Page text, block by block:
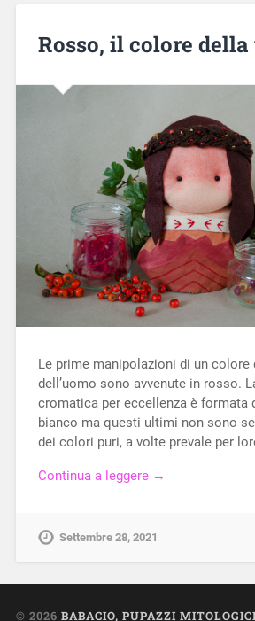
Rosso, il colore
Le prime manipolazioni di un colore
dell’uomo sono avvenute in rosso.
cromatica per eccellenza è formata
bianco ma questi ultimi non sono
dei colori puri, a volte prevale per
Continua a leggere →
Settembre 28, 2021
© 2026 BABACIO, PUPAZZI MITOLOGICI